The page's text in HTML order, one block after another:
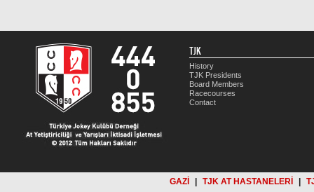
TJK
History
TJK Presidents
Board Members
Racecourses
Contact
GAZİ TJK AT HASTANELERİ